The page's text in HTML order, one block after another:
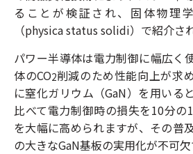
ることが検証され、固体物理
（physica status solidi）で紹介さ
パワー半導体は電力制御に幅広く
体のCO2削減のため性能向上が求
に窒化ガリウム（GaN）を用いる
比べて電力制御時の損失を10分の
を大幅に高められますが、その普
の大きなGaN基板の実用化が不可欠